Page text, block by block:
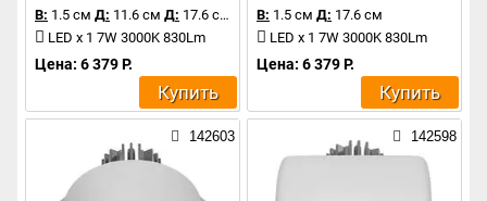
В: 1.5 см Д: 11.6 см Д: 17.6 см
LED x 1 7W 3000K 830Lm
Цена: 6 379 Р.
Купить
В: 1.5 см Д: 17.6 см
LED x 1 7W 3000K 830Lm
Цена: 6 379 Р.
Купить
142603 142598